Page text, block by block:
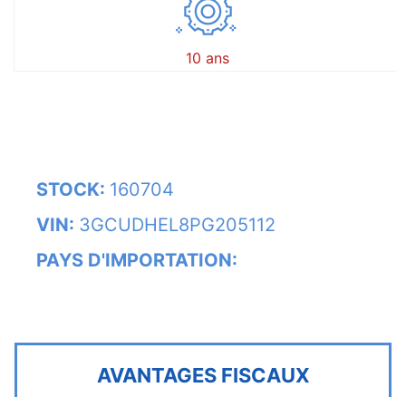
10 ans
STOCK: 160704
VIN: 3GCUDHEL8PG205112
PAYS D'IMPORTATION:
AVANTAGES FISCAUX